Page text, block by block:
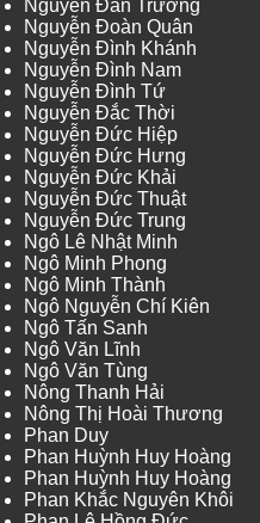
Nguyễn Đan Trường
Nguyễn Đoàn Quân
Nguyễn Đình Khánh
Nguyễn Đình Nam
Nguyễn Đình Tứ
Nguyễn Đắc Thời
Nguyễn Đức Hiệp
Nguyễn Đức Hưng
Nguyễn Đức Khải
Nguyễn Đức Thuật
Nguyễn Đức Trung
Ngô Lê Nhật Minh
Ngô Minh Phong
Ngô Minh Thành
Ngô Nguyễn Chí Kiên
Ngô Tấn Sanh
Ngô Văn Lĩnh
Ngô Văn Tùng
Nông Thanh Hải
Nông Thị Hoài Thương
Phan Duy
Phan Huỳnh Huy Hoàng
Phan Huỳnh Huy Hoàng
Phan Khắc Nguyên Khôi